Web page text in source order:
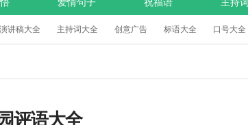
演讲稿大全 主持词大全 创意广告 标语大全 口号大全
评语大全